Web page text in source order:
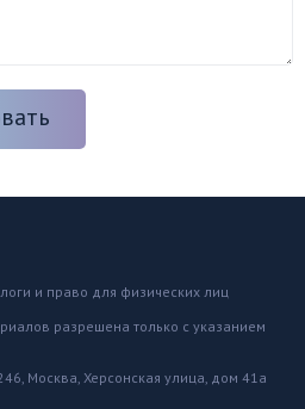
и право для физических лиц
разрешена только с указанием
Москва, Херсонская улица, дом 41а